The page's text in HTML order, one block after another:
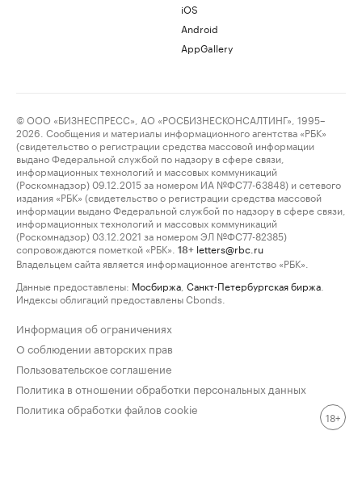
iOS
Android
AppGallery
© ООО «БИЗНЕСПРЕСС», АО «РОСБИЗНЕСКОНСАЛТИНГ», 1995–
2026. Сообщения и материалы информационного агентства «РБК»
(свидетельство о регистрации средства массовой информации
выдано Федеральной службой по надзору в сфере связи,
информационных технологий и массовых коммуникаций
(Роскомнадзор) 09.12.2015 за номером ИА №ФС77-63848) и сетевого
издания «РБК» (свидетельство о регистрации средства массовой
информации выдано Федеральной службой по надзору в сфере связи,
информационных технологий и массовых коммуникаций
(Роскомнадзор) 03.12.2021 за номером ЭЛ №ФС77-82385)
сопровождаются пометкой «РБК».
18+ letters@rbc.ru
Владельцем сайта является информационное агентство «РБК».
Данные предоставлены: Мосбиржа Санкт-Петербургская биржа
Индексы облигаций предоставлены Cbonds.
Информация об ограничениях
О соблюдении авторских прав
Пользовательское соглашение
Политика в отношении обработки персональных данных
Политика обработки файлов cookie
18+